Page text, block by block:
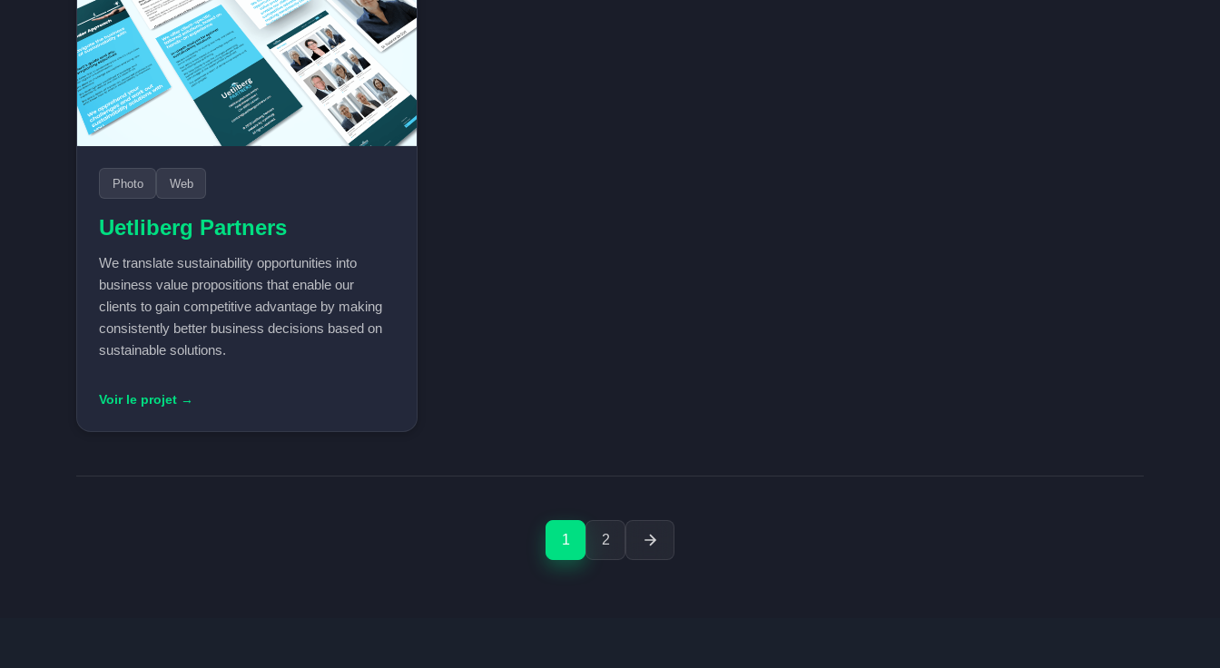
Photo Web
Uetliberg Partners
We translate sustainability opportunities into
business value propositions that enable our
clients to gain competitive advantage by making
consistently better business decisions based on
sustainable solutions.
Voir le projet →
1 2